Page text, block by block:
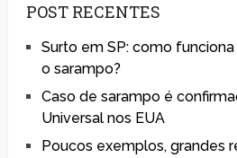
POST RECENTES
Surto em SP: como
o sarampo?
Caso de sarampo é
Universal nos EUA
Poucos exemplos, grandes